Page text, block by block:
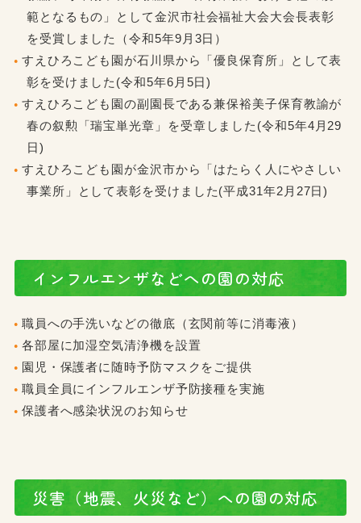
範となるもの」として金沢市社会福祉大会大会長表彰
を受賞しました（令和5年9月3日）
すえひろこども園が石川県から「優良保育所」として表
彰を受けました(令和5年6月5日)
すえひろこども園の副園長である兼保裕美子保育教諭が
春の叙勲「瑞宝単光章」を受章しました(令和5年4月29
日)
すえひろこども園が金沢市から「はたらく人にやさしい
事業所」として表彰を受けました(平成31年2月27日)
インフルエンザなどへの園の対応
職員への手洗いなどの徹底（玄関前等に消毒液）
各部屋に加湿空気清浄機を設置
園児・保護者に随時予防マスクをご提供
職員全員にインフルエンザ予防接種を実施
保護者へ感染状況のお知らせ
災害（地震、火災など）への園の対応